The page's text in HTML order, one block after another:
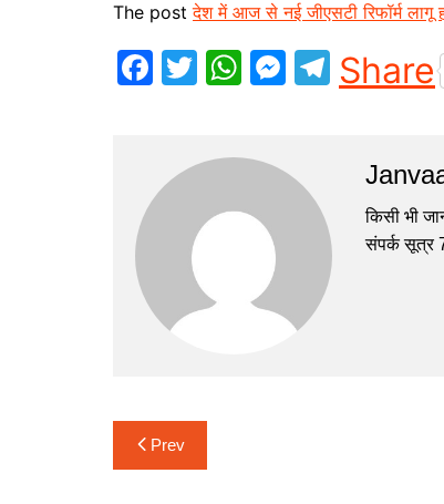
The postदेश में आज से नई जीएसटी रिफॉर्म लागू
F
e
b
k
T
er
W
s
A
M
s
er
T
el
m
Share
किसी भी
संपर्क सूत्र
Post
navigation
Prev